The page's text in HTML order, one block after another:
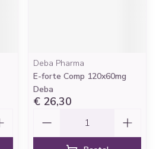
Deba Pharma
E-forte Comp 120x60mg
Deba
€ 26,30